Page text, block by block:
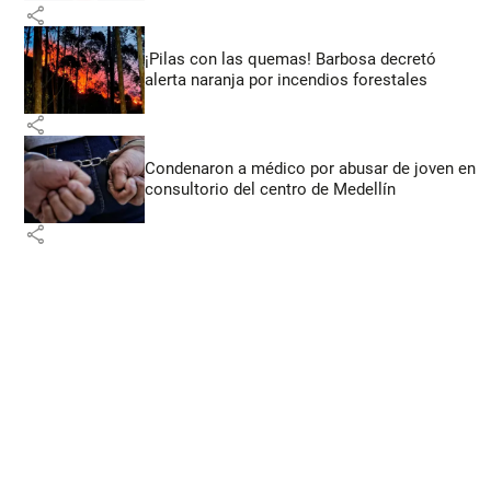
share
¡Pilas con las quemas! Barbosa decretó
alerta naranja por incendios forestales
share
Condenaron a médico por abusar de joven en
consultorio del centro de Medellín
share